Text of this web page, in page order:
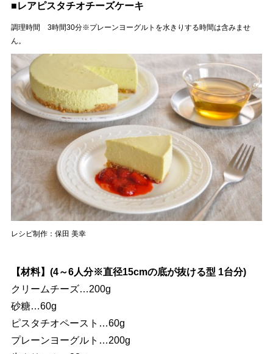
■レアピスタチオチーズケーキ
調理時間 3時間30分※プレーンヨーグルトを水きりする時間は含みませ
ん。
レシピ制作：保田 美幸
【材料】(4～6人分※直径15cmの底が抜ける型 1台分)
クリームチーズ…200g
砂糖…60g
ピスタチオペースト…60g
プレーンヨーグルト…200g